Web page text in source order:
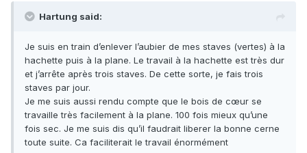
Hartung said:
Je suis en train d’enlever l’aubier de mes staves (vertes) à la
hachette puis à la plane. Le travail à la hachette est très dur
et j’arrête après trois staves. De cette sorte, je fais trois
staves par jour.
Je me suis aussi rendu compte que le bois de cœur se
travaille très facilement à la plane. 100 fois mieux qu’une
fois sec. Je me suis dis qu’il faudrait liberer la bonne cerne
toute suite. Ca faciliterait le travail énormément